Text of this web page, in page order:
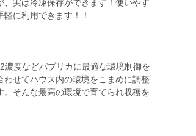
実は冷凍保存ができます！使いやす
に利用できます！！
度などパプリカに最適な環境制御を
せてハウス内の環境をこまめに調整
そんな最高の環境で育てられ収穫を